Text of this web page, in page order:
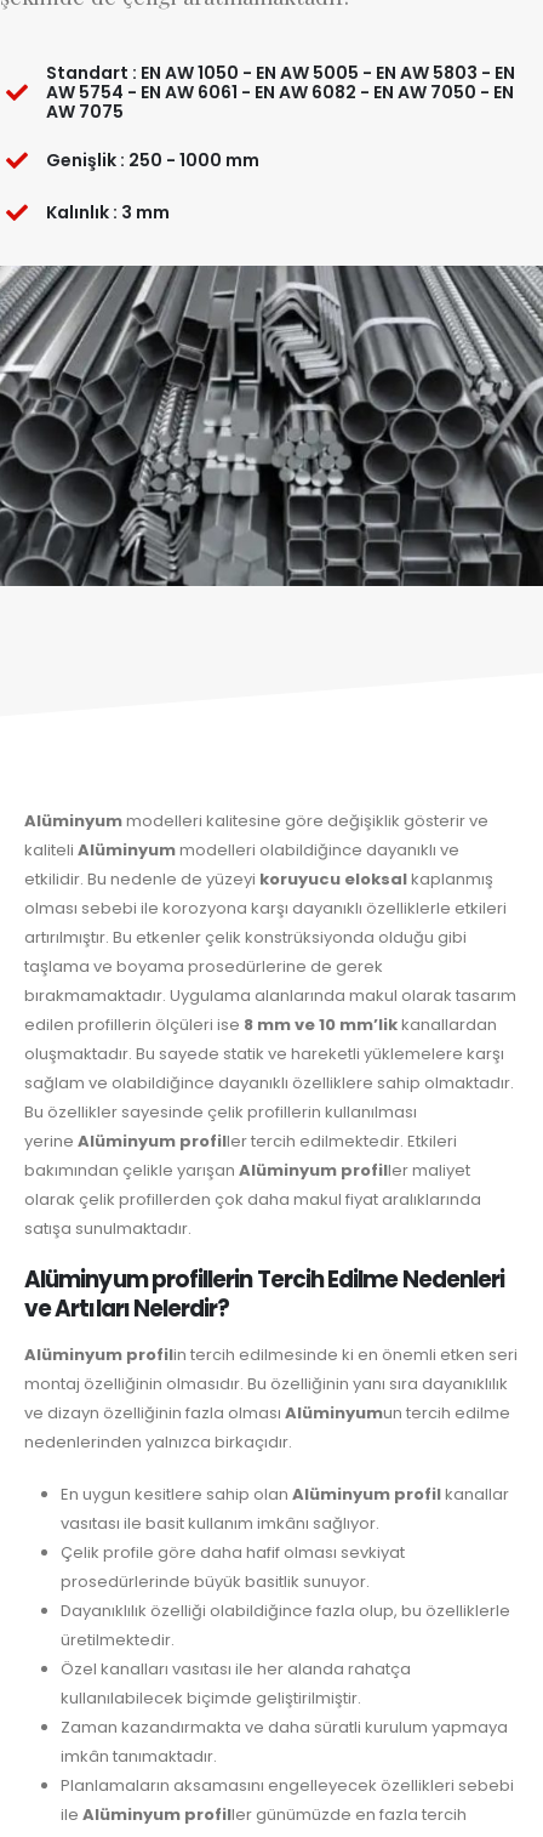
Standart : EN AW 1050 - EN AW 5005 - EN AW 5803 - EN
AW 5754 - EN AW 6061 - EN AW 6082 - EN AW 7050 - EN
AW 7075
Genişlik : 250 - 1000 mm
Kalınlık : 3 mm
Alüminyummodelleri kalitesine göre değişiklik gösterir ve
kaliteli Alüminyummodelleri olabildiğince dayanıklı ve
etkilidir. Bu nedenle de yüzeyi koruyucu eloksalkaplanmış
olması sebebi ile korozyona karşı dayanıklı özelliklerle etkileri
artırılmıştır. Bu etkenler çelik konstrüksiyonda olduğu gibi
taşlama ve boyama prosedürlerine de gerek
bırakmamaktadır. Uygulama alanlarında makul olarak tasarım
edilen profillerin ölçüleri ise 8 mm ve 10 mm’likkanallardan
oluşmaktadır. Bu sayede statik ve hareketli yüklemelere karşı
sağlam ve olabildiğince dayanıklı özelliklere sahip olmaktadır.
Bu özellikler sayesinde çelik profillerin kullanılması
yerine Alüminyum profiller tercih edilmektedir. Etkileri
bakımından çelikle yarışan Alüminyum profiller maliyet
olarak çelik profillerden çok daha makul fiyat aralıklarında
satışa sunulmaktadır.
Alüminyum profillerin Tercih Edilme Nedenleri
ve Artıları Nelerdir?
Alüminyum profilin tercih edilmesinde ki en önemli etken seri
montaj özelliğinin olmasıdır. Bu özelliğinin yanı sıra dayanıklılık
ve dizayn özelliğinin fazla olması Alüminyumun tercih edilme
nedenlerinden yalnızca birkaçıdır.
En uygun kesitlere sahip olan Alüminyum profilkanallar
vasıtası ile basit kullanım imkânı sağlıyor.
Çelik profile göre daha hafif olması sevkiyat
prosedürlerinde büyük basitlik sunuyor.
Dayanıklılık özelliği olabildiğince fazla olup, bu özelliklerle
üretilmektedir.
Özel kanalları vasıtası ile her alanda rahatça
kullanılabilecek biçimde geliştirilmiştir.
Zaman kazandırmakta ve daha süratli kurulum yapmaya
imkân tanımaktadır.
Planlamaların aksamasını engelleyecek özellikleri sebebi
ile Alüminyum profiller günümüzde en fazla tercih